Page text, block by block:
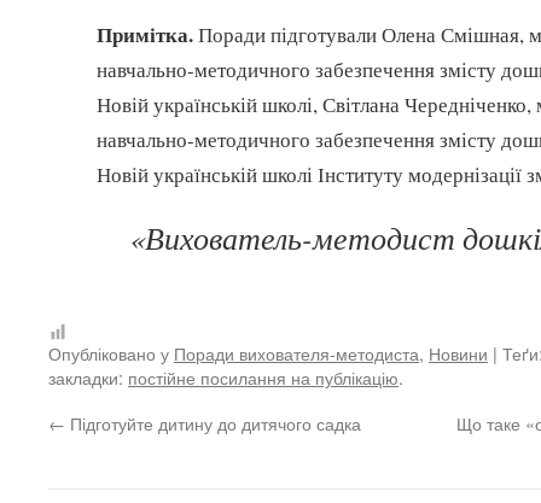
Примітка.Поради підготували Олена Смішная,
навчально-методичного забезпечення змісту
Новій українській школі, Світлана Чередніченко,
навчально-методичного забезпечення змісту
Новій українській школі Інституту модернізації
«Вихователь-методист
Опубліковано у Поради вихователя-методиста, Новини |
закладки: постійне посилання на публікацію.
← Підготуйте дитину до дитячого садка Що таке